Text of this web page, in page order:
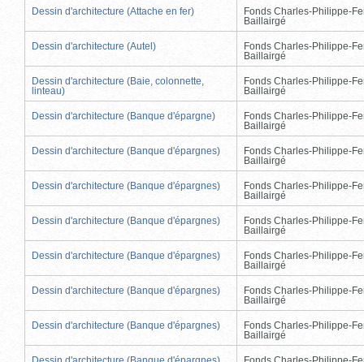
Dessin d'architecture (Attache en fer)
Fonds Charles-Philippe-
Baillairgé
Dessin d'architecture (Autel)
Fonds Charles-Philippe-
Baillairgé
Dessin d'architecture (Baie, colonnette,
linteau)
Fonds Charles-Philippe-
Baillairgé
Dessin d'architecture (Banque d'épargne)
Fonds Charles-Philippe-
Baillairgé
Dessin d'architecture (Banque d'épargnes)
Fonds Charles-Philippe-
Baillairgé
Dessin d'architecture (Banque d'épargnes)
Fonds Charles-Philippe-
Baillairgé
Dessin d'architecture (Banque d'épargnes)
Fonds Charles-Philippe-
Baillairgé
Dessin d'architecture (Banque d'épargnes)
Fonds Charles-Philippe-
Baillairgé
Dessin d'architecture (Banque d'épargnes)
Fonds Charles-Philippe-
Baillairgé
Dessin d'architecture (Banque d'épargnes)
Fonds Charles-Philippe-
Baillairgé